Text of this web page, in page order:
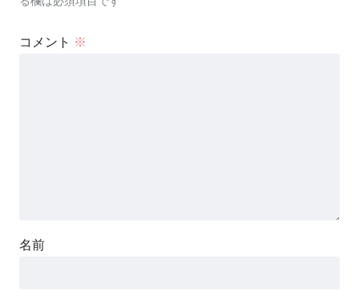
コメント ※
名前